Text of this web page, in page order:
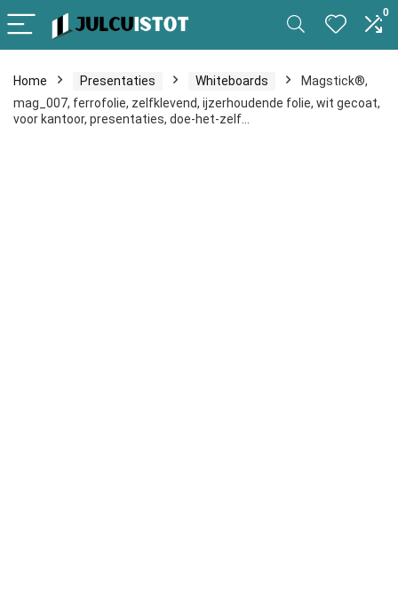
0
Home Presentaties Whiteboards
Magstick®,
mag_007, ferrofolie, zelfklevend, ijzerhoudende folie, wit gecoat,
voor kantoor, presentaties, doe-het-zelf…